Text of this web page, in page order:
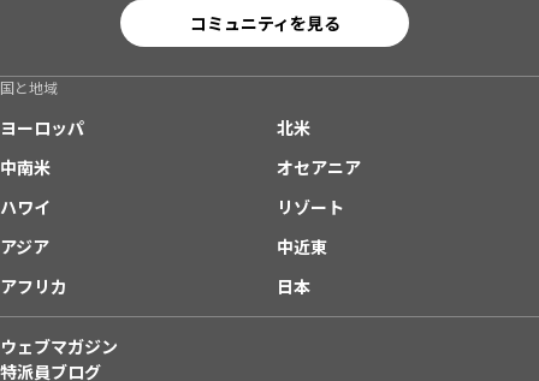
コミュニティを見る
国と地域
ヨーロッパ
北米
中南米
オセアニア
ハワイ
リゾート
アジア
中近東
アフリカ
日本
ウェブマガジン
特派員ブログ